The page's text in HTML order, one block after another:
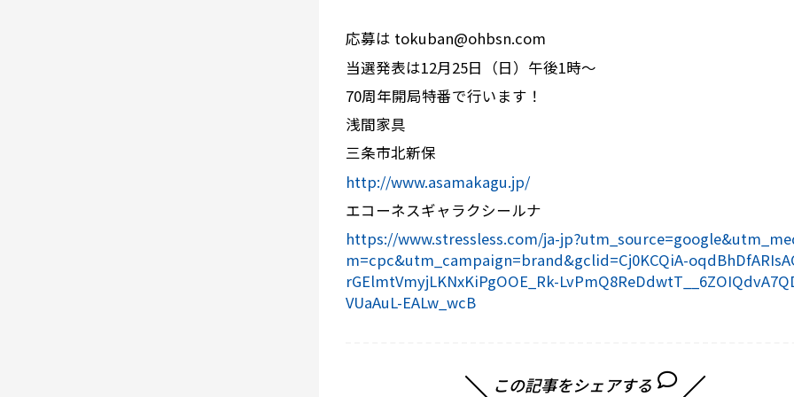
応募は tokuban@ohbsn.com
当選発表は12月25日（日）午後1時～
70周年開局特番で行います！
浅間家具
三条市北新保
http://www.asamakagu.jp/
エコーネスギャラクシールナ
https://www.stressless.com/ja-
m=cpc&utm_campaign=brand&gclid=Cj0KCQiA-
rGElmtVmyjLKNxKiPgOOE_Rk-
VUaAuL-EALw_wcB
この記事をシェアする